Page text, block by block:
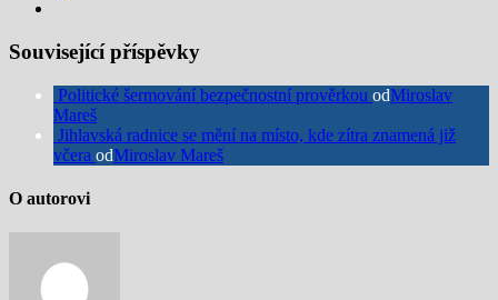
Související příspěvky
Politické šermování bezpečnostní prověrkou odMiroslav
Mareš
Jihlavská radnice se mění na místo, kde zítra znamená již
včera odMiroslav Mareš
O autorovi